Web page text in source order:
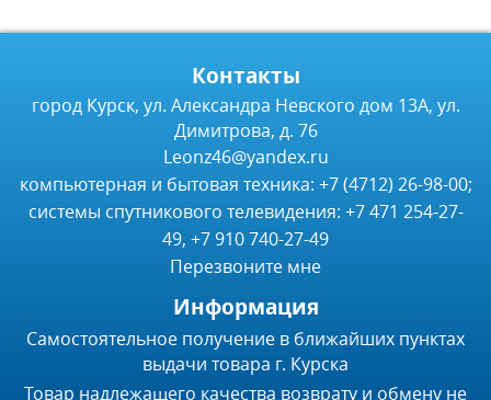
Контакты
город Курск, ул. Александра Невского дом 13А, ул.
Димитрова, д. 76
Leonz46@yandex.ru
компьютерная и бытовая техника: +7 (4712) 26-98-00;
системы спутникового телевидения: +7 471 254-27-
49, +7 910 740-27-49
Перезвоните мне
Информация
Самостоятельное получение в ближайших пунктах
выдачи товара г. Курска
Товар надлежащего качества возврату и обмену не